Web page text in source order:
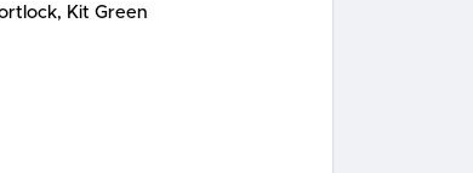
Megan Placito, Martin Portlock, Kit Green